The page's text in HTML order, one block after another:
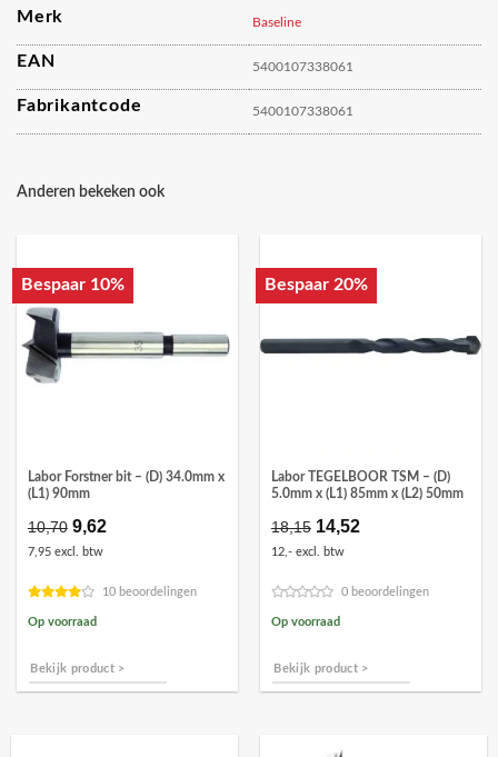
Merk Baseline
EAN 5400107338061
Fabrikantcode 5400107338061
Anderen bekeken ook
Bespaar 10%
Labor Forstner bit – (D) 34.0mm x
(L1) 90mm
10,70 Oorspronkelijke
prijs
was:
9,62Huidige
7,95 excl. btw
10 beoordelingen
Op voorraad
Bekijk product >
Bespaar 20%
Labor TEGELBOOR TSM – (D)
5.0mm x (L1) 85mm x (L2) 50mm
18,15 Oorspronkelijke
prijs
was:
14,52Huidige
12,- excl. btw
0 beoordelingen
Op voorraad
Bekijk product >